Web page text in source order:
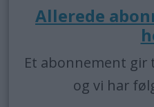
Allerede
Et abonnement
og vi har